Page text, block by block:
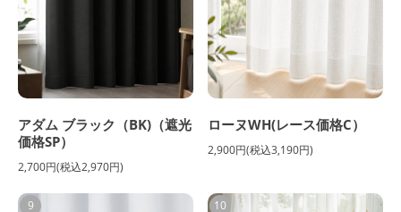
アダム ブラック（BK)（遮光
価格SP）
2,700円(税込2,970円)
ローヌWH(レース価格C）
2,900円(税込3,190円)
9 10